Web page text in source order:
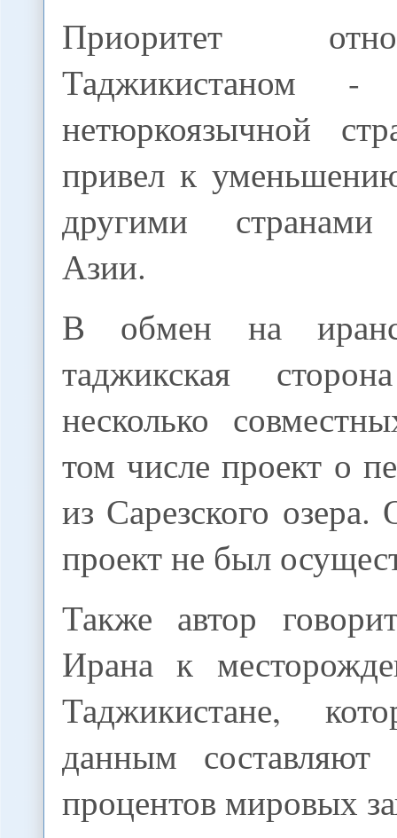
Приоритет
Таджикистаном -
нетюркоязычной
привел к
другими странами
Азии.
В обмен на
таджикская
несколько
том числе проект о
из Сарезского
проект не был
Также автор
Ирана к
Таджикистане,
данным
процентов мировых